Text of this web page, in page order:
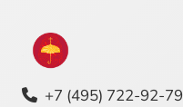
+7 (495) 722-92-79